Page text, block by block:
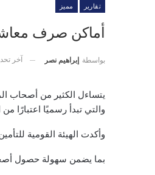
تقارير مميز
أماكن صرف معاشات يوليو 2026 بالزيادة
بواسطة إبراهيم نصر آخر
والتي تبدأ رسميًا اعتبارًا
وأكدت الهيئة القومية
بما يضمن سهولة حصول